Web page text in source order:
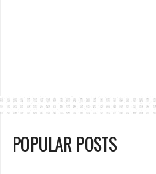
POPULAR POSTS